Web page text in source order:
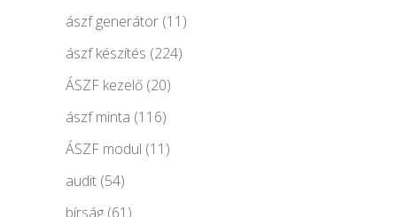
ászf generátor (11)
ászf készítés (224)
ÁSZF kezelő (20)
ászf minta (116)
ÁSZF modul (11)
audit (54)
bírság (61)